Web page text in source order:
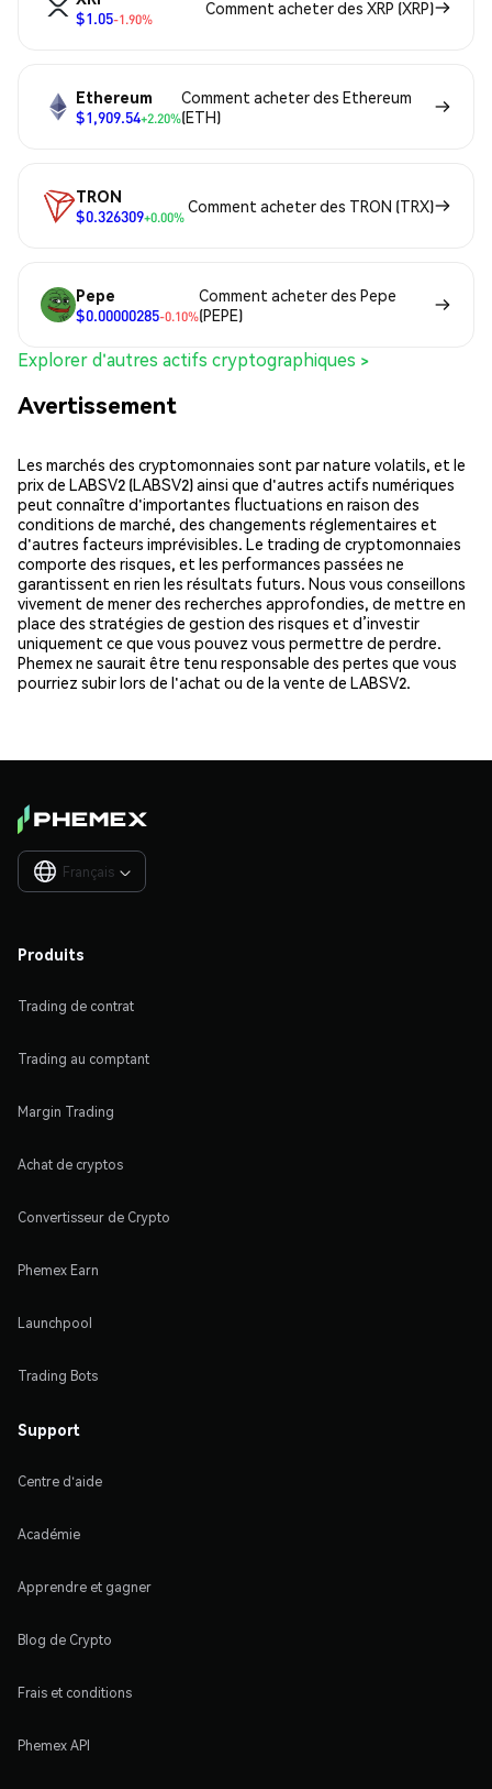
$1.05-1.90%
Comment acheter des XRP (XRP)
Ethereum
$1,909.54+2.20%
Comment acheter des Ethereum
(ETH)
TRON
$0.326309+0.00%
Comment acheter des TRON (TRX)
Pepe
$0.00000285-0.10%
Comment acheter des Pepe
(PEPE)
Explorer d'autres actifs cryptographiques >
Avertissement
Les marchés des cryptomonnaies sont par nature volatils, et le
prix de LABSV2 (LABSV2) ainsi que d'autres actifs numériques
peut connaître d'importantes fluctuations en raison des
conditions de marché, des changements réglementaires et
d'autres facteurs imprévisibles. Le trading de cryptomonnaies
comporte des risques, et les performances passées ne
garantissent en rien les résultats futurs. Nous vous conseillons
vivement de mener des recherches approfondies, de mettre en
place des stratégies de gestion des risques et d’investir
uniquement ce que vous pouvez vous permettre de perdre.
Phemex ne saurait être tenu responsable des pertes que vous
pourriez subir lors de l'achat ou de la vente de LABSV2.
Français 
Produits
Trading de contrat
Trading au comptant
Margin Trading
Achat de cryptos
Convertisseur de Crypto
Phemex Earn
Launchpool
Trading Bots
Support
Centre d'aide
Académie
Apprendre et gagner
Blog de Crypto
Frais et conditions
Phemex API